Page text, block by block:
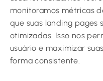
monitoramos métricas
que suas landing pages
otimizadas. Isso nos
usuário e maximizar
forma consistente.